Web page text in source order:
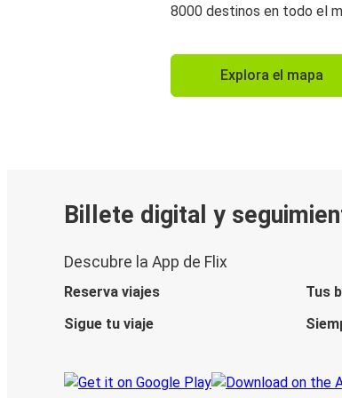
8000 destinos en todo el
Explora el mapa
Billete digital y
Descubre la App de Flix
Reserva viajes
Tus
Sigue tu viaje